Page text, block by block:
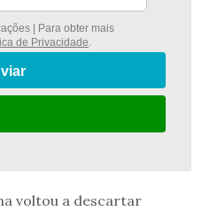
| Para obter mais
de Privacidade.
voltou a descartar